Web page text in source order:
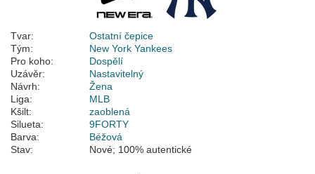
Tvar:
Ostatní čepice
Tým:
New York Yankees
Pro koho:
Dospělí
Uzávěr:
Nastavitelný
Návrh:
Žena
Liga:
MLB
Kšilt:
zaoblená
Silueta:
9FORTY
Barva:
Béžová
Stav:
Nové; 100% autentické